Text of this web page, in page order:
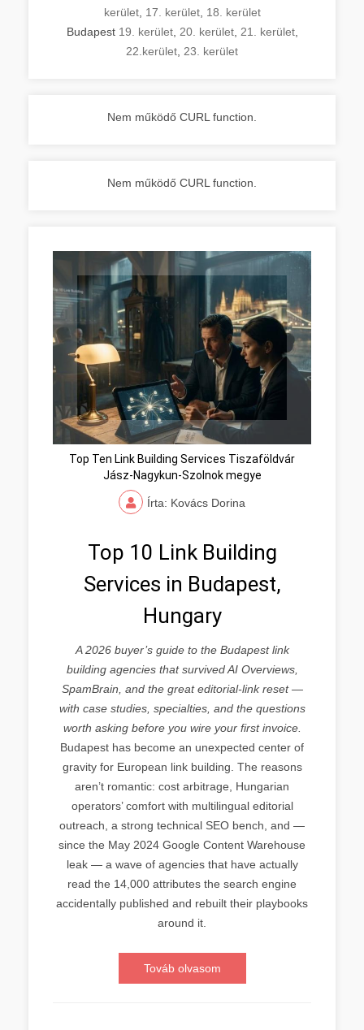
kerület, 17. kerület, 18. kerület
Budapest 19. kerület, 20. kerület, 21. kerület,
22.kerület 23. kerület
Nem működő CURL function.
Nem működő CURL function.
Top Ten Link Building Services Tiszaföldvár
Jász-Nagykun-Szolnok megye
Írta: Kovács Dorina
Top 10 Link Building
Services in Budapest,
Hungary
A 2026 buyer’s guide to the Budapest link
building agencies that survived AI Overviews,
SpamBrain, and the great editorial-link reset —
with case studies, specialties, and the questions
worth asking before you wire your first invoice.
Budapest has become an unexpected center of
gravity for European link building. The reasons
aren’t romantic: cost arbitrage, Hungarian
operators’ comfort with multilingual editorial
outreach, a strong technical SEO bench, and —
since the May 2024 Google Content Warehouse
leak — a wave of agencies that have actually
read the 14,000 attributes the search engine
accidentally published and rebuilt their playbooks
around it.
Továb olvasom